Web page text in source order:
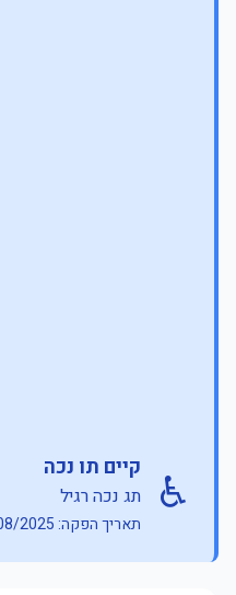
♿ קיים תו נכה
תג נכה רגיל
תאריך הפקה: 25/08/2025